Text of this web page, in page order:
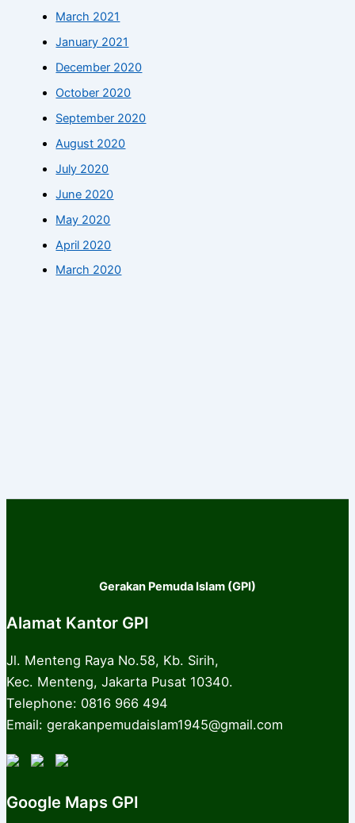
March 2021
January 2021
December 2020
October 2020
September 2020
August 2020
July 2020
June 2020
May 2020
April 2020
March 2020
Gerakan Pemuda Islam (GPI)
Alamat Kantor GPI
Jl. Menteng Raya No.58, Kb. Sirih,
Kec. Menteng, Jakarta Pusat 10340.
Telephone: 0816 966 494
Email: gerakanpemudaislam1945@gmail.com
Google Maps GPI